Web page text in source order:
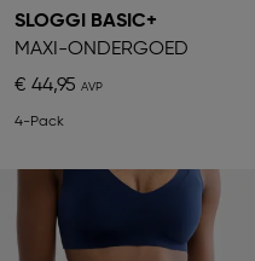
SLOGGI BASIC+
MAXI-ONDERGOED
€ 44,95
4-Pack